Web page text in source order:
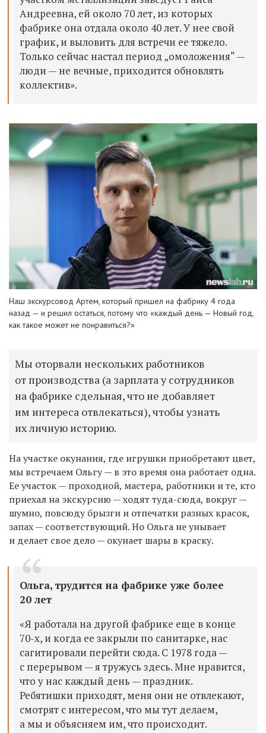
Андреевна, ей около 70 лет, из которых
фабрике она отдала около 40 лет. У нее свой
график, и выловить для встречи ее тяжело.
Только сейчас настал период „омоложения“ —
люди — не вечные, приходится обновлять
коллектив».
Наш экскурсовод Артем, который пришел на фабрику 4 года
назад — и решил остаться, потому что «каждый день — Новый год,
как такое может не понравиться?»
Мы оторвали нескольких работников
от производства (а зарплата у сотрудников
на фабрике сдельная, что не добавляет
им интереса отвлекаться), чтобы узнать
их личную историю.
На участке окунания, где игрушки приобретают цвет,
мы встречаем Ольгу — в это время она работает одна.
Ее участок — проходной, мастера, работники и те, кто
приехал на экскурсию — ходят туда-сюда, вокруг —
шумно, повсюду брызги и отпечатки разных красок,
запах — соответствующий. Но Ольга не унывает
и делает свое дело — окунает шары в краску.
Ольга, трудится на фабрике уже более
20 лет
«Я работала на другой фабрике еще в конце
70-х, и когда ее закрыли по санитарке, нас
сагитировали перейти сюда. С 1978 года —
с перерывом — я тружусь здесь. Мне нравится,
что у нас каждый день — праздник.
Ребятишки приходят, меня они не отвлекают,
смотрят с интересом, что мы тут делаем,
а мы и объясняем им, что происходит.